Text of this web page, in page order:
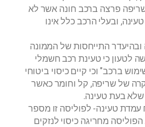
פרצה ברכב חונה אשר לא
ובעלי הרכב כלל אינו
התייחסות של הממונה
לטעון כי טעינת רכב חשמלי
ברכב" וכי קיים כיסוי ביטוחי
של שריפה, קל וחומר כאשר
בעת טעינה.
עמדת טעינה- לפוליסה זו מספר
הפוליסה מחריגה כיסוי לנזקים